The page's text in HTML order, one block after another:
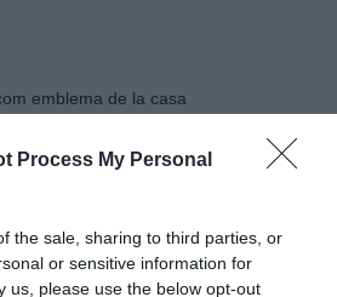
Process My Personal
the sale, sharing to third parties, or
or sensitive information for
us, please use the below opt-out
emblema de la casa